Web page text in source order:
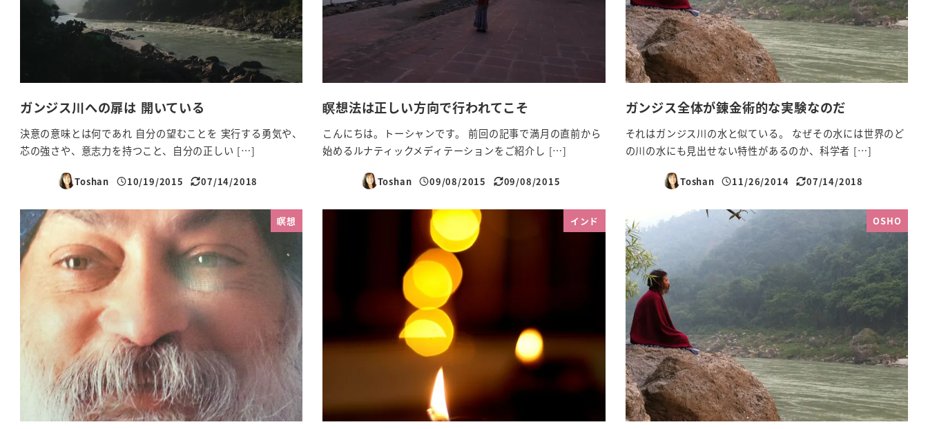
ガンジス川への扉は 開いている
決意の意味とは何であれ 自分の望むことを 実行する勇気や、
芯の強さや、意志力を持つこと、自分の正しい […]
Toshan
投稿日
10/19/2015
更新日
07/14/2018
瞑想法は正しい方向で行われてこそ
こんにちは。トーシャンです。 前回の記事で満月の直前から
始めるルナティックメディテーションをご紹介し […]
Toshan
投稿日
09/08/2015
更新日
09/08/2015
ガンジス全体が錬金術的な実験なのだ
それはガンジス川の水と似ている。 なぜその水には世界のど
の川の水にも見出せない特性があるのか、科学者 […]
Toshan
投稿日
11/26/2014
更新日
07/14/2018
瞑想 インド OSHO